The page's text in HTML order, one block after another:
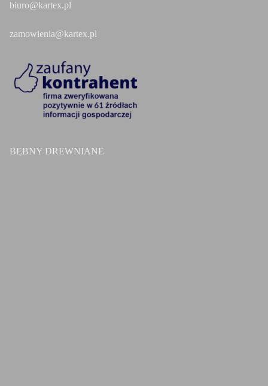
biuro@kartex.pl
zamowienia@kartex.pl
BĘBNY DREWNIANE